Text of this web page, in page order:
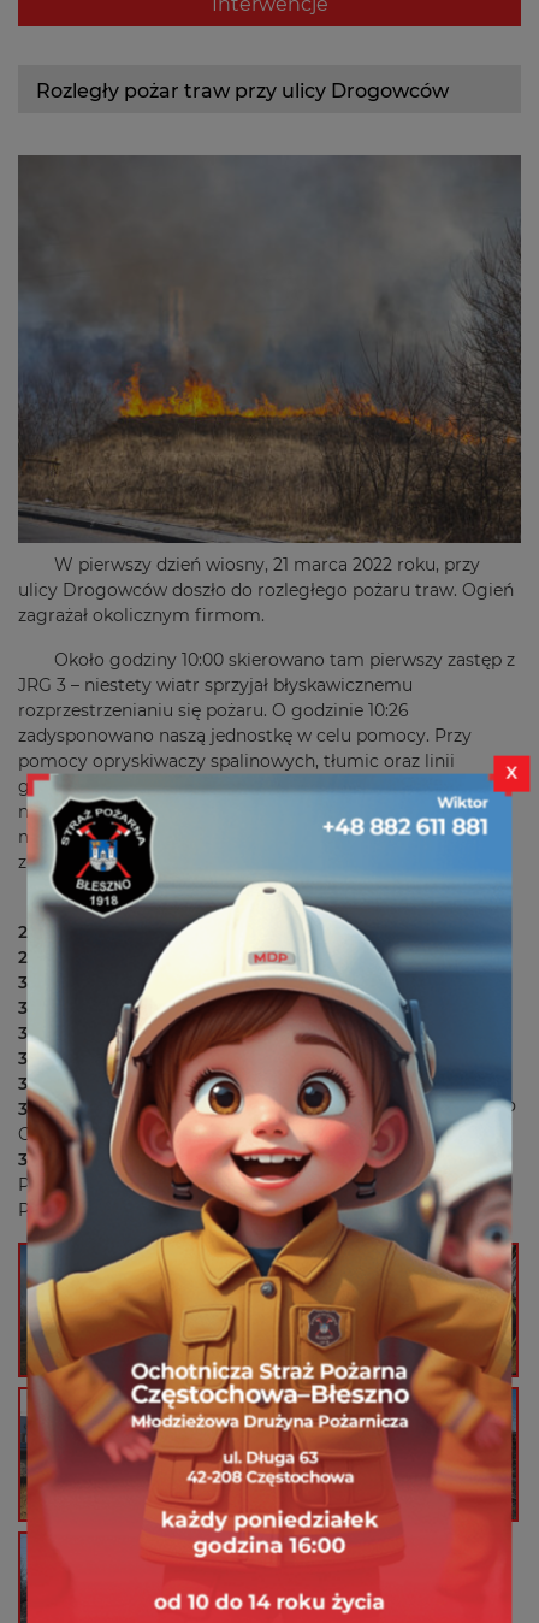
Rozległy pożar traw przy ulicy Drogowców
W pierwszy dzień wiosny, 21 marca 2022 roku, przy
ulicy Drogowców doszło do rozległego pożaru traw. Ogień
zagrażał okolicznym firmom.
Około godziny 10:00 skierowano tam pierwszy zastęp z
JRG 3 – niestety wiatr sprzyjał błyskawicznemu
rozprzestrzenianiu się pożaru. O godzinie 10:26
zadysponowano naszą jednostkę w celu pomocy. Przy
pomocy opryskiwaczy spalinowych, tłumic oraz linii
gaśniczych udało się opanować pożar, który strawił 8,5 ha
nieużytków. Do bazy wróciliśmy około godziny 13:30. Na
miejsce łącznie skierowano 8 zastępów gaśniczych wraz z
z-cą dowódcy JRG 1 –
SiŚ:
250[S]21
GBA 2,7/16 Volvo FL 280 – JRG CS PSP
250[S]25
GCBA 4/32 Volvo FMX 410 – JRG CS PSP
351[S]90
SLRr Dacia Duster – JRG 1
353[S]21
GBA 2,9/20 MAN TGM 13.290 – JRG 3
353[S]25
GCBA 8/50 Renault Kerax 420 dCi – JRG 3
357[S]02
GLBM 0,3/0,5 Ford Transit – OSP Kawodrza Dolna
357[S]04
GBA 2/24 Star 1142 – OSP Kiedrzyn
359[S]04
GCBA 3,5/35 Mercedes-Benz Atego 1530 AF – OSP
Gnaszyn
359[S]08GCBA 6/40 MAN TGM 18.320 – OSP Błeszno
Pogotowie energetyczne
Policja
X